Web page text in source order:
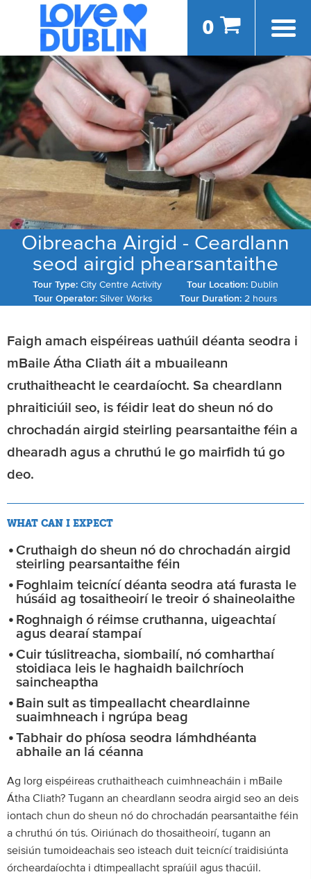
0
Oibreacha Airgid - Ceardlann
seod airgid phearsantaithe
Tour Type: City Centre Activity Tour Location: Dublin
Tour Operator:Silver Works Tour Duration: 2 hours
Faigh amach eispéireas uathúil déanta seodra i
mBaile Átha Cliath áit a mbuaileann
cruthaitheacht le ceardaíocht. Sa cheardlann
phraiticiúil seo, is féidir leat do sheun nó do
chrochadán airgid steirling pearsantaithe féin a
dhearadh agus a chruthú le go mairfidh tú go
deo.
WHAT CAN I EXPECT
Cruthaigh do sheun nó do chrochadán airgid
steirling pearsantaithe féin
Foghlaim teicnící déanta seodra atá furasta le
húsáid ag tosaitheoirí le treoir ó shaineolaithe
Roghnaigh ó réimse cruthanna, uigeachtaí
agus dearaí stampaí
Cuir túslitreacha, siombailí, nó comharthaí
stoidiaca leis le haghaidh bailchríoch
saincheaptha
Bain sult as timpeallacht cheardlainne
suaimhneach i ngrúpa beag
Tabhair do phíosa seodra lámhdhéanta
abhaile an lá céanna
Ag lorg eispéireas cruthaitheach cuimhneacháin i mBaile
Átha Cliath? Tugann an cheardlann seodra airgid seo an deis
iontach chun do sheun nó do chrochadán pearsantaithe féin
a chruthú ón tús. Oiriúnach do thosaitheoirí, tugann an
seisiún tumoideachais seo isteach duit teicnící traidisiúnta
órcheardaíochta i dtimpeallacht spraíúil agus thacúil.